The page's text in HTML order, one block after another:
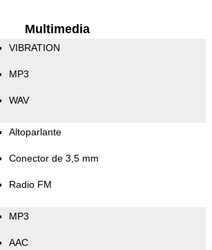
Multimedia
VIBRATION
MP3
WAV
Altoparlante
Conector de 3,5 mm
Radio FM
MP3
AAC